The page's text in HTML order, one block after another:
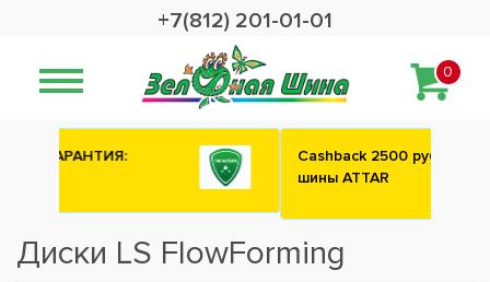
+7(812) 201-01-01
0
Сashback 2500 рублей на зимние
Диски LS FlowForming